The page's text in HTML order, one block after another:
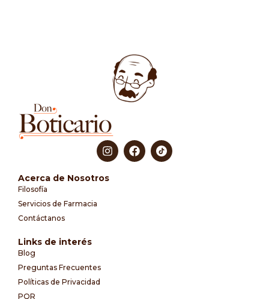
Acerca de Nosotros
Filosofía
Servicios de Farmacia
Contáctanos
Links de interés
Blog
Preguntas Frecuentes
Políticas de Privacidad
PQR